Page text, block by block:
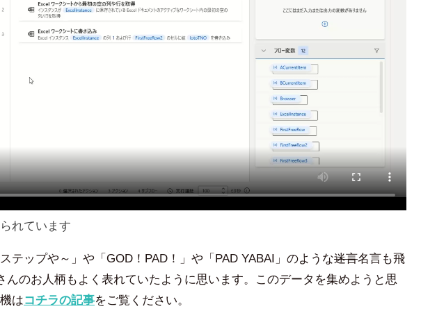
れています
テップや～」や「GOD！PAD！」や「PAD YABAI」のような迷言名言も飛
んのお人柄もよく表れていたように思います。このデータを集めようと思
はコチラの記事をご覧ください。